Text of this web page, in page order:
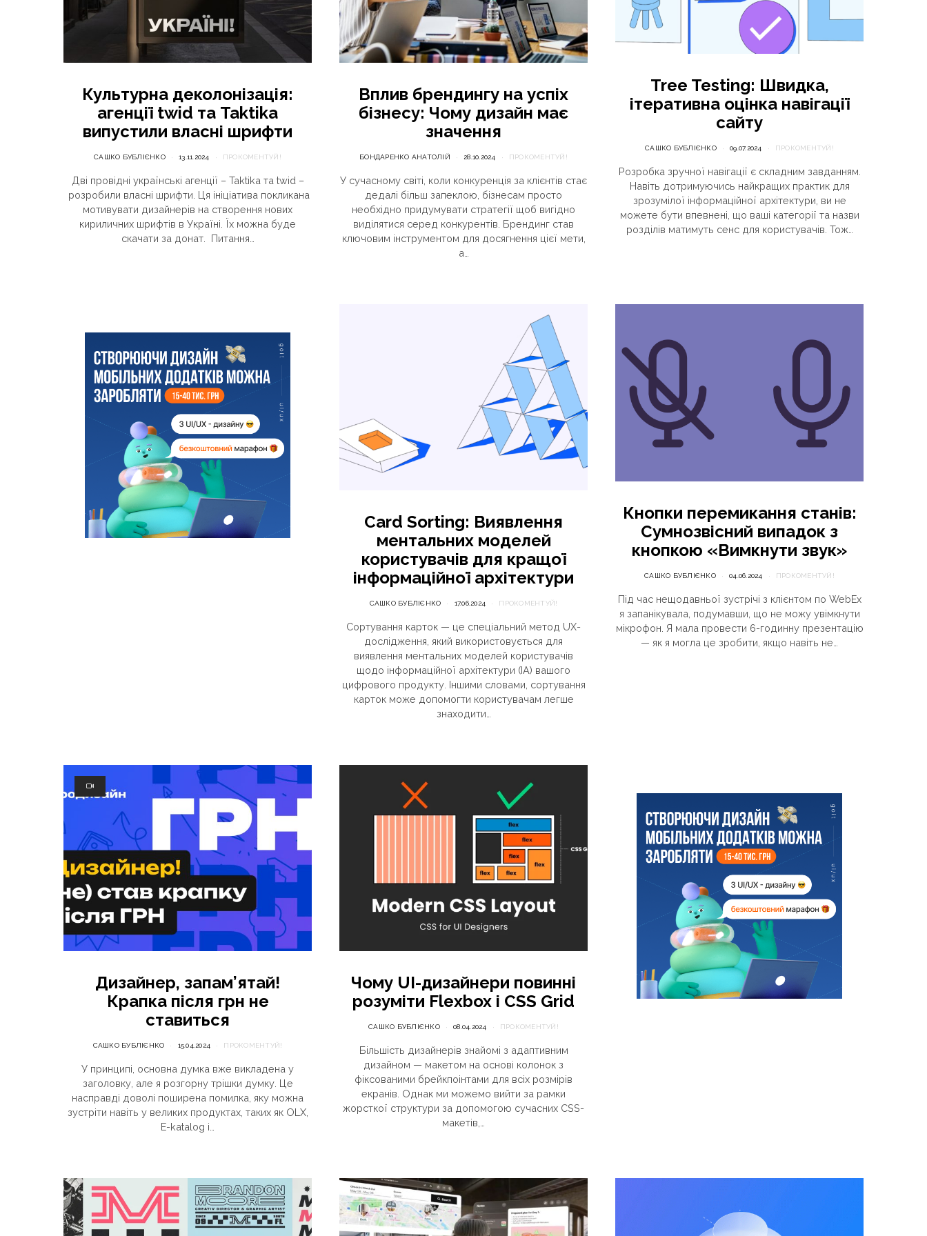
Культурна деколонізація:
агенції twid та Taktika
випустили власні шрифти
САШКО БУБЛІЄНКО 13.11.2024 ПРОКОМЕНТУЙ!
Дві провідні українські агенції – Taktika та twid –
розробили власні шрифти. Ця ініціатива покликана
мотивувати дизайнерів на створення нових
кириличних шрифтів в Україні. Їх можна буде
скачати за донат. Питання…
Вплив брендингу на успіх
бізнесу: Чому дизайн має
значення
БОНДАРЕНКО АНАТОЛІЙ 28.10.2024 ПРОКОМЕНТУЙ!
У сучасному світі, коли конкуренція за клієнтів стає
дедалі більш запеклою, бізнесам просто
необхідно придумувати стратегії щоб вигідно
виділятися серед конкурентів. Брендинг став
ключовим інструментом для досягнення цієї мети,
а…
Tree Testing: Швидка,
ітеративна оцінка навігації
сайту
САШКО БУБЛІЄНКО 09.07.2024 ПРОКОМЕНТУЙ!
Розробка зручної навігації є складним завданням.
Навіть дотримуючись найкращих практик для
зрозумілої інформаційної архітектури, ви не
можете бути впевнені, що ваші категорії та назви
розділів матимуть сенс для користувачів. Тож…
Card Sorting: Виявлення
ментальних моделей
користувачів для кращої
інформаційної архітектури
САШКО БУБЛІЄНКО 17.06.2024 ПРОКОМЕНТУЙ!
Сортування карток — це спеціальний метод UX-
дослідження, який використовується для
виявлення ментальних моделей користувачів
щодо інформаційної архітектури (ІА) вашого
цифрового продукту. Іншими словами, сортування
карток може допомогти користувачам легше
знаходити…
Кнопки перемикання станів:
Сумнозвісний випадок з
кнопкою «Вимкнути звук»
САШКО БУБЛІЄНКО 04.06.2024 ПРОКОМЕНТУЙ!
Під час нещодавньої зустрічі з клієнтом по WebEx
я запанікувала, подумавши, що не можу увімкнути
мікрофон. Я мала провести 6-годинну презентацію
— як я могла це зробити, якщо навіть не…
Дизайнер, запам’ятай!
Крапка після грн не
ставиться
САШКО БУБЛІЄНКО 15.04.2024 ПРОКОМЕНТУЙ!
У принципі, основна думка вже викладена у
заголовку, але я розгорну трішки думку. Це
насправді доволі поширена помилка, яку можна
зустріти навіть у великих продуктах, таких як OLX,
E-katalog і…
Чому UI-дизайнери повинні
розуміти Flexbox і CSS Grid
САШКО БУБЛІЄНКО 08.04.2024 ПРОКОМЕНТУЙ!
Більшість дизайнерів знайомі з адаптивним
дизайном — макетом на основі колонок з
фіксованими брейкпоінтами для всіх розмірів
екранів. Однак ми можемо вийти за рамки
жорсткої структури за допомогою сучасних CSS-
макетів,…